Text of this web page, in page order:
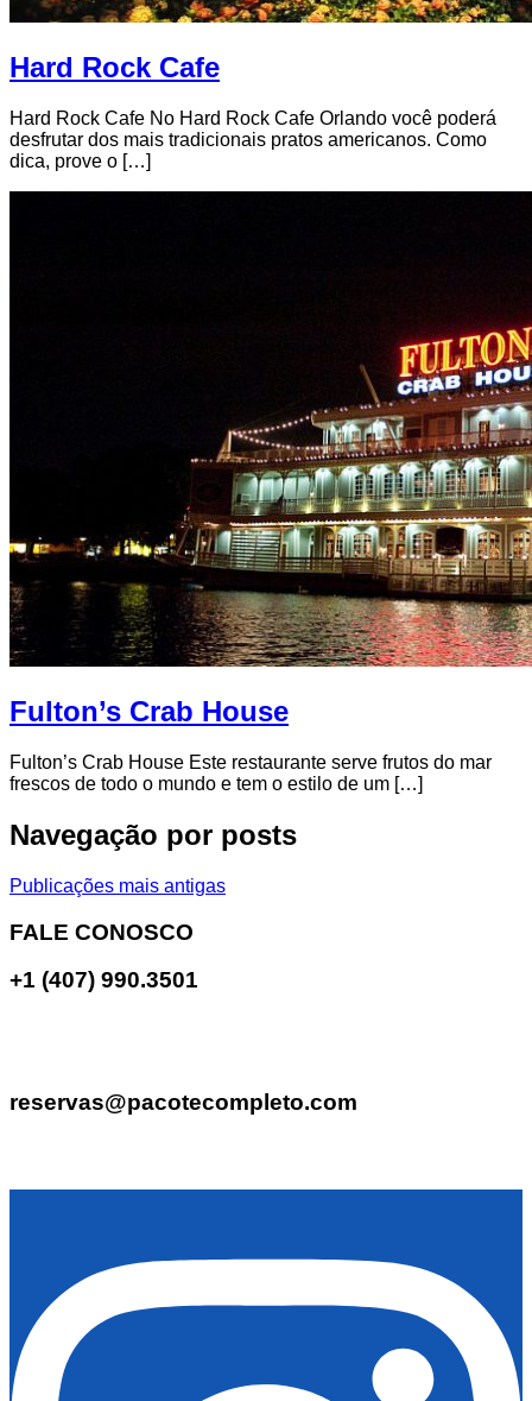
Hard Rock Cafe
Hard Rock Cafe No Hard Rock Cafe Orlando você poderá
desfrutar dos mais tradicionais pratos americanos. Como
dica, prove o […]
Fulton’s Crab House
Fulton’s Crab House Este restaurante serve frutos do mar
frescos de todo o mundo e tem o estilo de um […]
Navegação por posts
Publicações mais antigas
FALE CONOSCO
+1 (407) 990.3501
reservas@pacotecompleto.com